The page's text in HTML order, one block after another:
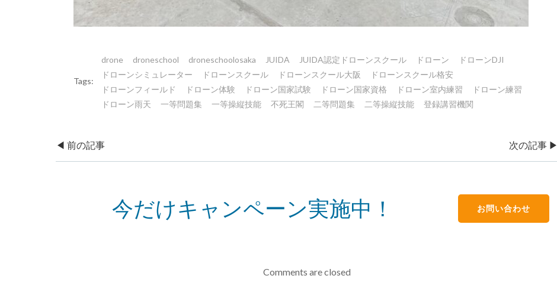
Tags:
drone droneschool droneschoolosaka JUIDA JUIDA認定ドローンスクール ドローン
ドローンDJI
ドローンシミュレーター
ドローンスクール ドローンスクール大阪
ドローンスクール格安
ドローンフィールド
ドローン体験 ドローン国家試験 ドローン国家資格 ドローン室内練習
ドローン練習
ドローン雨天
一等問題集 一等操縦技能 不死王閣 二等問題集 二等操縦技能 登録講習機関
Post
◀︎ 前の記事 次の記事 ▶︎
今だけキャンペーン実施中！ お問い合わせ
Comments are closed